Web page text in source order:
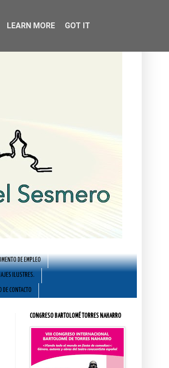
DE EMPLEO
ILUSTRES.
DE CONTACTO
CONGRESO BARTOLOMÉ TORRES NAHARRO
LEARN MORE GOT IT